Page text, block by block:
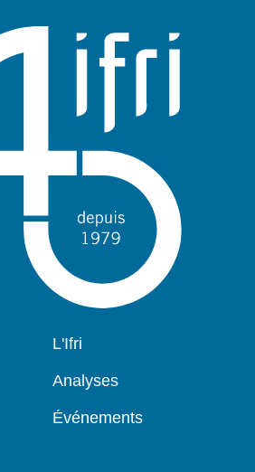
Navigation
L'Ifri
Analyses
Événements